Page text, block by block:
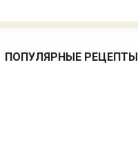
ПОПУЛЯРНЫЕ РЕЦЕПТЫ